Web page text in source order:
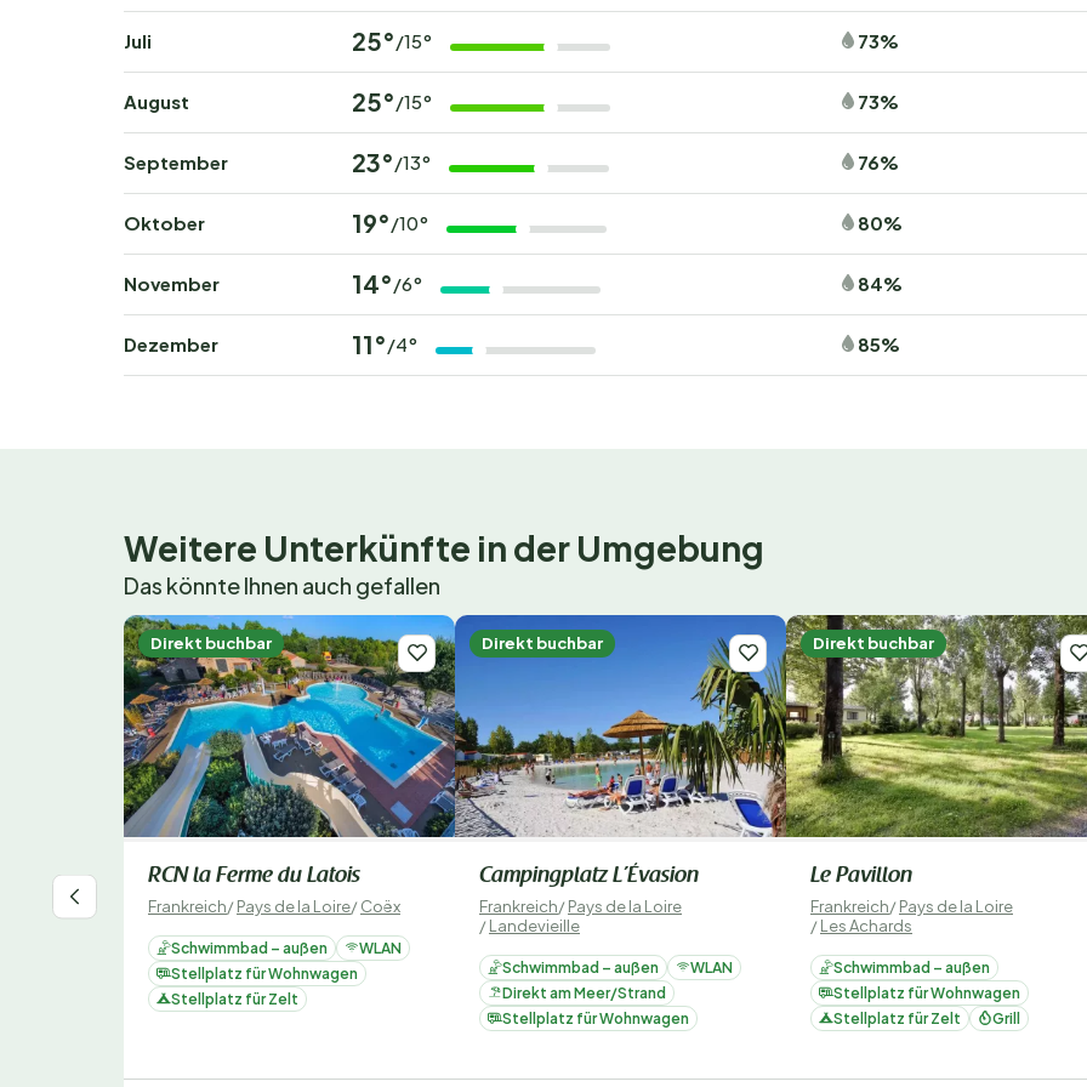
Juli 25°/15° 73%
August 25°/15° 73%
September 23°/13° 76%
Oktober 19°/10° 80%
November 14°/6° 84%
Dezember 11°/4° 85%
Weitere Unterkünfte in der Umgebung
Das könnte Ihnen auch gefallen
Direkt buchbar
RCN la Ferme du Latois
Frankreich/Pays de la Loire/Coëx
Schwimmbad – außen
WLAN
Stellplatz für Wohnwagen
Stellplatz für Zelt
Direkt buchbar
Campingplatz L’Évasion
Frankreich/Pays de la Loire
/Landevieille
Schwimmbad – außen
WLAN
Direkt am Meer/Strand
Stellplatz für Wohnwagen
Direkt buchbar
Le Pavillon
Frankreich/Pays de la Loire
/Les Achards
Schwimmbad – außen
Stellplatz für Wohnwagen
Stellplatz für Zelt
Grill